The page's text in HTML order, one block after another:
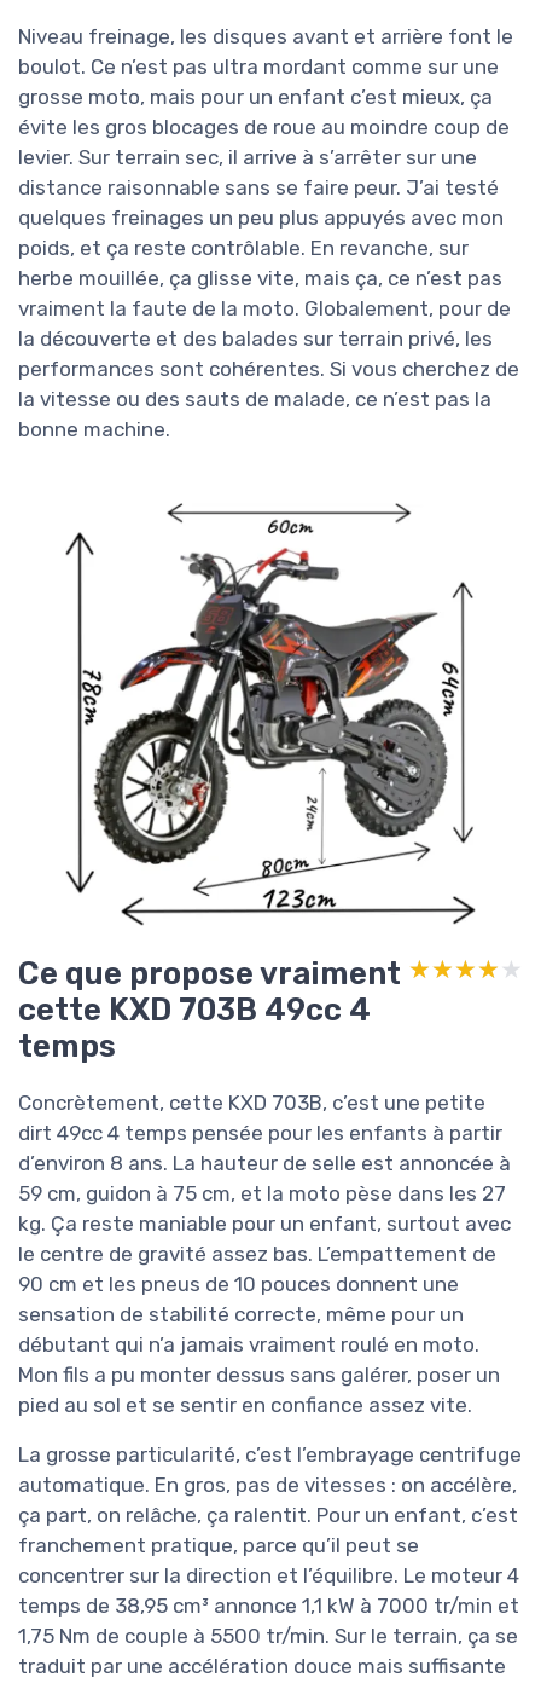
Niveau freinage, les disques avant et arrière font le
boulot. Ce n’est pas ultra mordant comme sur une
grosse moto, mais pour un enfant c’est mieux, ça
évite les gros blocages de roue au moindre coup de
levier. Sur terrain sec, il arrive à s’arrêter sur une
distance raisonnable sans se faire peur. J’ai testé
quelques freinages un peu plus appuyés avec mon
poids, et ça reste contrôlable. En revanche, sur
herbe mouillée, ça glisse vite, mais ça, ce n’est pas
vraiment la faute de la moto. Globalement, pour de
la découverte et des balades sur terrain privé, les
performances sont cohérentes. Si vous cherchez de
la vitesse ou des sauts de malade, ce n’est pas la
bonne machine.
Ce que propose vraiment
cette KXD 703B 49cc 4
temps
★★★★★
★★★★★
Concrètement, cette KXD 703B, c’est une petite
dirt 49cc 4 temps pensée pour les enfants à partir
d’environ 8 ans. La hauteur de selle est annoncée à
59 cm, guidon à 75 cm, et la moto pèse dans les 27
kg. Ça reste maniable pour un enfant, surtout avec
le centre de gravité assez bas. L’empattement de
90 cm et les pneus de 10 pouces donnent une
sensation de stabilité correcte, même pour un
débutant qui n’a jamais vraiment roulé en moto.
Mon fils a pu monter dessus sans galérer, poser un
pied au sol et se sentir en confiance assez vite.
La grosse particularité, c’est l’embrayage centrifuge
automatique. En gros, pas de vitesses : on accélère,
ça part, on relâche, ça ralentit. Pour un enfant, c’est
franchement pratique, parce qu’il peut se
concentrer sur la direction et l’équilibre. Le moteur 4
temps de 38,95 cm³ annonce 1,1 kW à 7000 tr/min et
1,75 Nm de couple à 5500 tr/min. Sur le terrain, ça se
traduit par une accélération douce mais suffisante